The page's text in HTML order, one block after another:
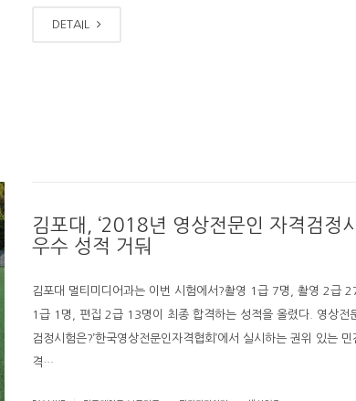
DETAIL
김포대, ‘2018년 영상전문인 자격검정
우수 성적 거둬
김포대 멀티미디어과는 이번 시험에서?촬영 1급 7명, 촬영 2급
1급 1명, 편집 2급 13명이 최종 합격하는 성적을 올렸다. 영상전
검정시험은?’한국영상전문인자격협회’에서 실시하는 권위 있는 민
격…